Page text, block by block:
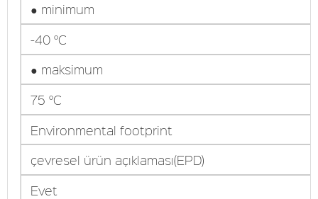
● minimum
-40 °C
● maksimum
75 °C
Environmental footprint
çevresel ürün açıklaması(EPD)
Evet